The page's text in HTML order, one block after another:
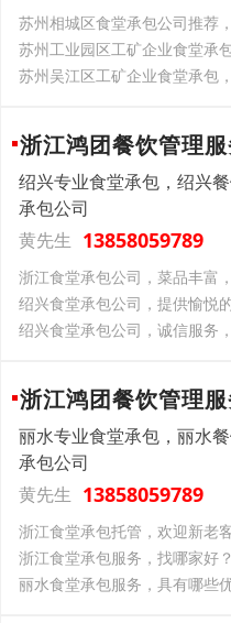
苏州相城区食堂承包公司推荐
苏州工业园区工矿企业食堂承
苏州吴江区工矿企业食堂承包
浙江鸿团餐饮管理
绍兴专业食堂承包，绍兴
承包公司
黄先生 13858059789
浙江食堂承包公司，菜品丰富
绍兴食堂承包公司，提供愉悦
绍兴食堂承包公司，诚信服务
浙江鸿团餐饮管理
丽水专业食堂承包，丽水
承包公司
黄先生 13858059789
浙江食堂承包托管，欢迎新老
浙江食堂承包服务，找哪家好？
丽水食堂承包服务，具有哪些